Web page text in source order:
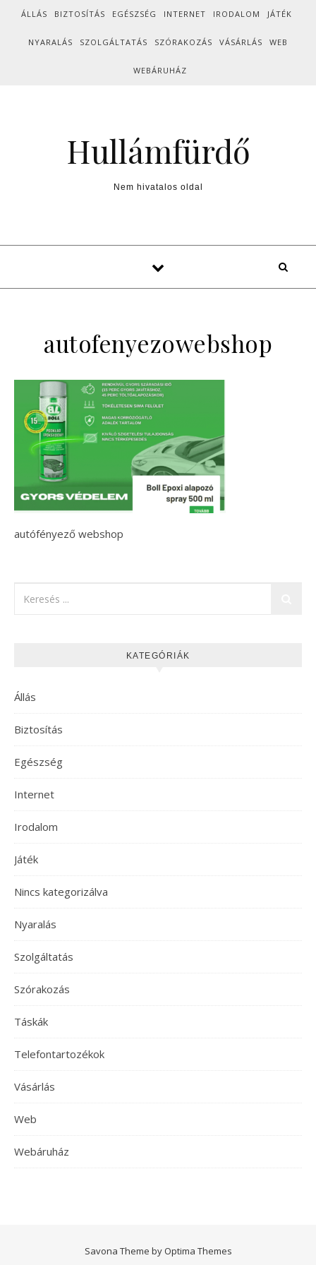
Skip to content
ÁLLÁS BIZTOSÍTÁS EGÉSZSÉG INTERNET IRODALOM JÁTÉK
NYARALÁS SZOLGÁLTATÁS SZÓRAKOZÁS VÁSÁRLÁS WEB
WEBÁRUHÁZ
Hullámfürdő
Nem hivatalos oldal
autofenyezowebshop
autófényező webshop
KATEGÓRIÁK
Állás
Biztosítás
Egészség
Internet
Irodalom
Játék
Nincs kategorizálva
Nyaralás
Szolgáltatás
Szórakozás
Táskák
Telefontartozékok
Vásárlás
Web
Webáruház
Savona Theme by Optima Themes